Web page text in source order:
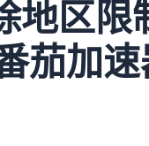
地区限
茄加